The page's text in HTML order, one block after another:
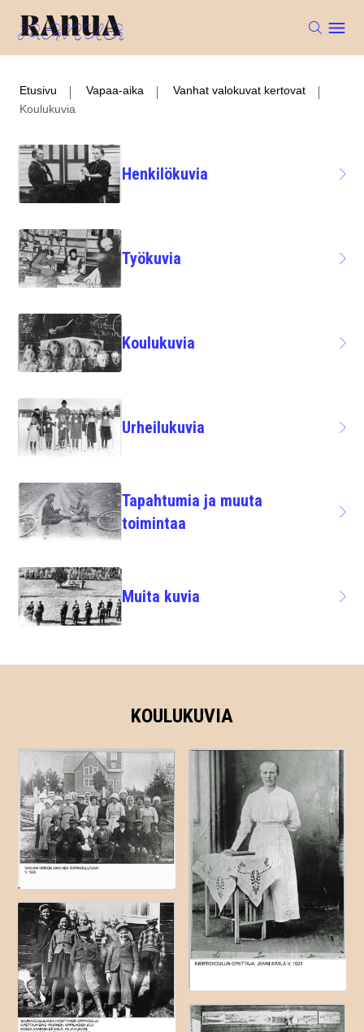
Etusivu Vapaa-aika
Vanhat valokuvat kertovat
Koulukuvia
Henkilökuvia
Työkuvia
Koulukuvia
Urheilukuvia
Tapahtumia ja muuta
toimintaa
Muita kuvia
KOULUKUVIA